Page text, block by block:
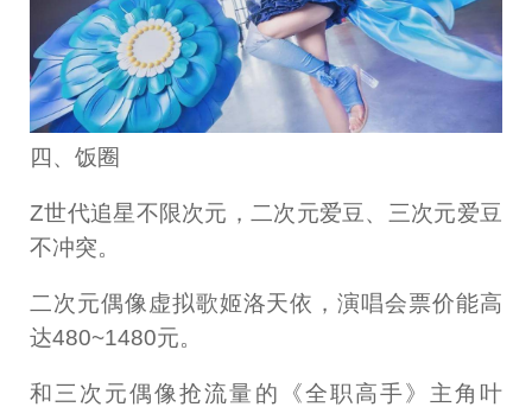
四、饭圈
Z世代追星不限次元，二次元爱豆、三次元爱豆
不冲突。
二次元偶像虚拟歌姬洛天依，演唱会票价能高
达480~1480元。
和三次元偶像抢流量的《全职高手》主角叶